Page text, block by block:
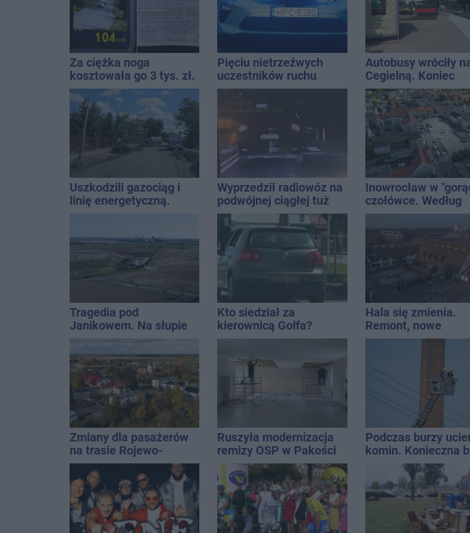
Za ciężka noga
kosztowała go 3 tys. zł.
Do tego 13 punktów
Pięciu nietrzeźwych
uczestników ruchu
wpadło w ręce policji.
Rekordzista miał 2,6
Autobusy wróciły
Cegielną. Koniec
remontu zatok
Uszkodzili gazociąg i
linię energetyczną.
Wyprzedził radiowóz na
podwójnej ciągłej tuż
przed pasami
Inowrocław w
czołówce. Według
analizy Onetu
miasto jest jednym z
najbardziej
na upały
Tragedia pod
Janikowem. Na słupie
energetycznym
znaleziono ciało
mężczyzny
Kto siedział za
kierownicą Golfa?
Kierowca zbiegł po
Hala się zmienia.
Remont, nowe
nagłośnienie, a
QEMETICA ARENA
Zmiany dla pasażerów
na trasie Rojewo-
Inowrocław
Ruszyła modernizacja
remizy OSP w Pakości
Podczas burzy
komin. Konieczna
interwencja